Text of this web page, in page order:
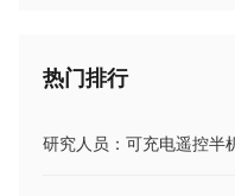
热门排行